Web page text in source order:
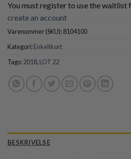
You must register to use the waitlist
create an account
Varenummer (SKU):8104100
Kategori:Enkeltkort
Tags:2018, LOT 22
BESKRIVELSE